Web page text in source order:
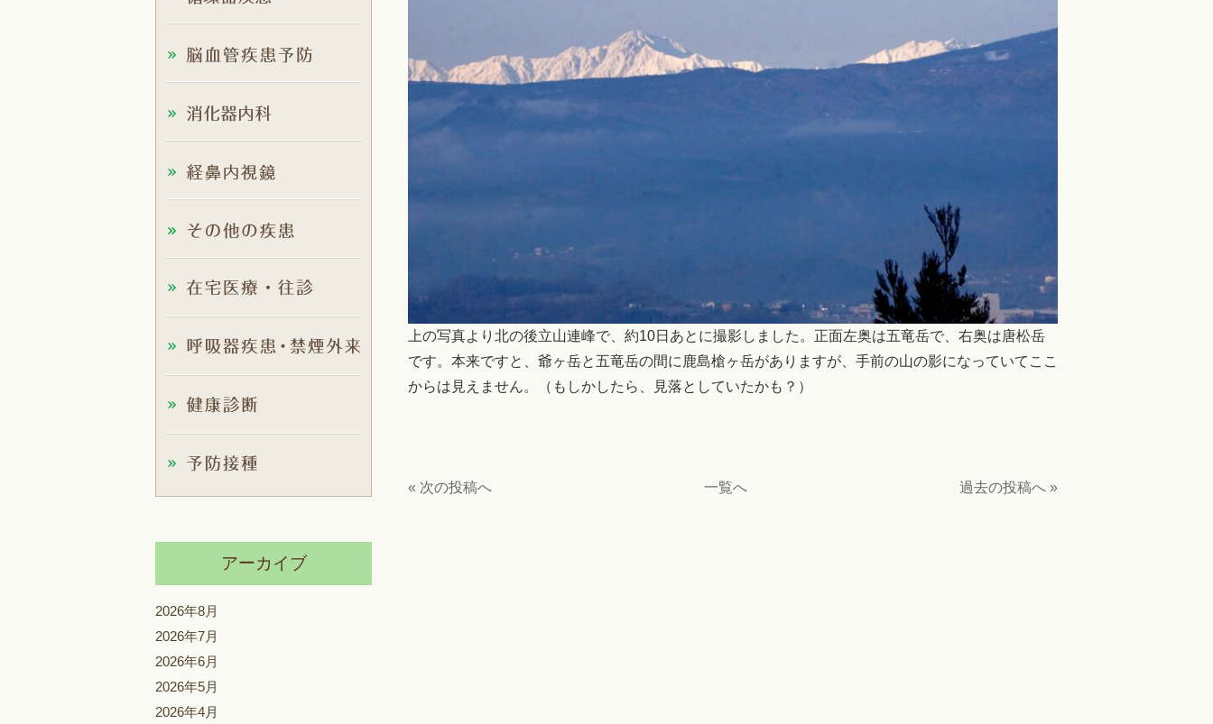
上の写真より北の後立山連峰で、約10日あとに撮影しました。正面左奥は五竜岳で、右奥は唐松岳
です。本来ですと、爺ヶ岳と五竜岳の間に鹿島槍ヶ岳がありますが、手前の山の影になっていてここ
からは見えません。（もしかしたら、見落としていたかも？）
過去の投稿へ »
一覧へ
« 次の投稿へ
アーカイブ
2026年8月
2026年7月
2026年6月
2026年5月
2026年4月